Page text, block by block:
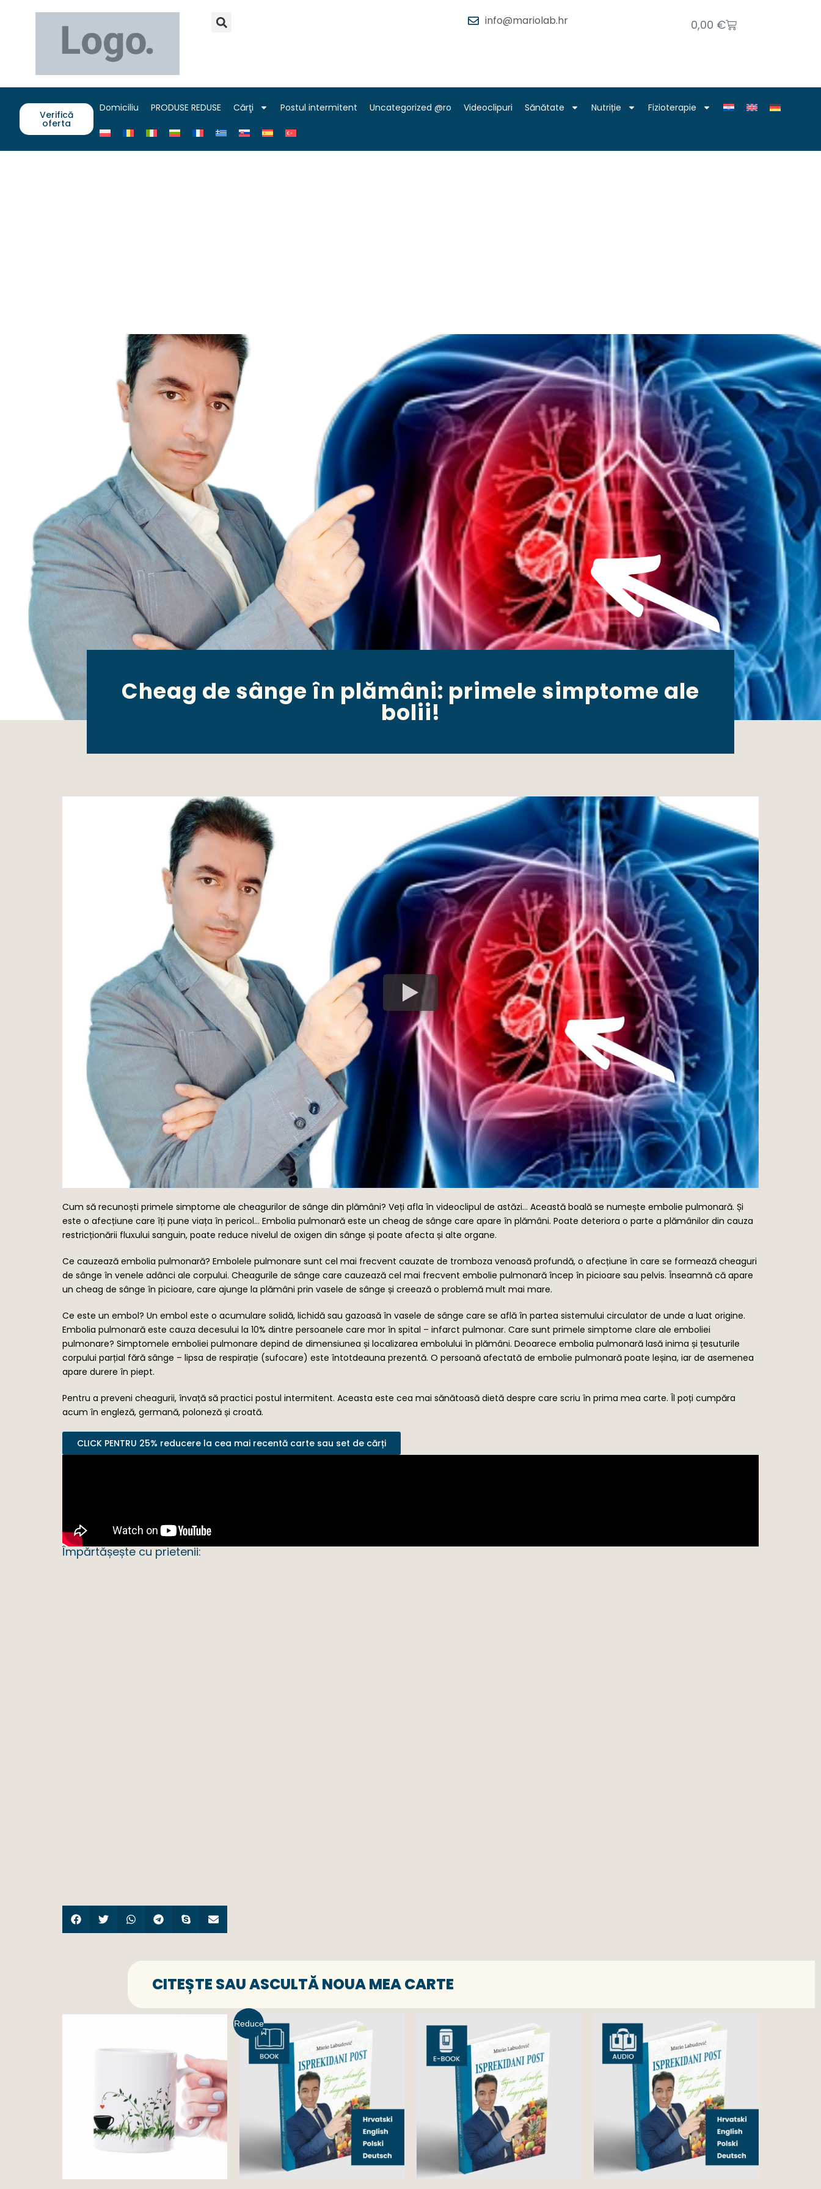
info@mariolab.hr 0,00 €
Verifică
oferta
Domiciliu PRODUSE REDUSE Cărţi Postul intermitent Uncategorized @ro Videoclipuri Sănătate Nutriție Fizioterapie
Cheag de sânge în plămâni: primele simptome ale
bolii!
Cum să recunoști primele simptome ale cheagurilor de sânge din plămâni? Veți afla în videoclipul de astăzi… Această boală se numește embolie pulmonară. Și
este o afecțiune care îți pune viața în pericol… Embolia pulmonară este un cheag de sânge care apare în plămâni. Poate deteriora o parte a plămânilor din cauza
restricționării fluxului sanguin, poate reduce nivelul de oxigen din sânge și poate afecta și alte organe.
Ce cauzează embolia pulmonară? Embolele pulmonare sunt cel mai frecvent cauzate de tromboza venoasă profundă, o afecțiune în care se formează cheaguri
de sânge în venele adânci ale corpului. Cheagurile de sânge care cauzează cel mai frecvent embolie pulmonară încep în picioare sau pelvis. Înseamnă că apare
un cheag de sânge în picioare, care ajunge la plămâni prin vasele de sânge și creează o problemă mult mai mare.
Ce este un embol? Un embol este o acumulare solidă, lichidă sau gazoasă în vasele de sânge care se află în partea sistemului circulator de unde a luat origine.
Embolia pulmonară este cauza decesului la 10% dintre persoanele care mor în spital – infarct pulmonar. Care sunt primele simptome clare ale emboliei
pulmonare? Simptomele emboliei pulmonare depind de dimensiunea și localizarea embolului în plămâni. Deoarece embolia pulmonară lasă inima și țesuturile
corpului parțial fără sânge – lipsa de respirație (sufocare) este întotdeauna prezentă. O persoană afectată de embolie pulmonară poate leșina, iar de asemenea
apare durere în piept.
Pentru a preveni cheagurii, învață să practici postul intermitent. Aceasta este cea mai sănătoasă dietă despre care scriu în prima mea carte. Îl poți cumpăra
acum în engleză, germană, poloneză și croată.
CLICK PENTRU 25% reducere la cea mai recentă carte sau set de cărți
Împărtășește cu prietenii:
CITEȘTE SAU ASCULTĂ NOUA MEA CARTE
Reduce